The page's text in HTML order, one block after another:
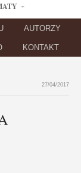
AUTORZY
KONTAKT
27/04/2017